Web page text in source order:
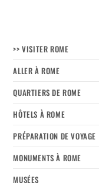
>> VISITER ROME
ALLER À ROME
QUARTIERS DE ROME
HÔTELS À ROME
PRÉPARATION DE VOYAGE
MONUMENTS À ROME
MUSÉES